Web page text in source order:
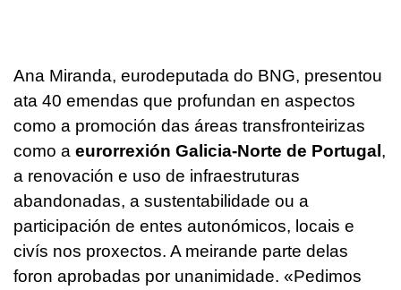
Ana Miranda, eurodeputada do BNG, presentou
ata 40 emendas que profundan en aspectos
como a promoción das áreas transfronteirizas
como a eurorrexión Galicia-Norte de Portugal,
a renovación e uso de infraestruturas
abandonadas, a sustentabilidade ou a
participación de entes autonómicos, locais e
civís nos proxectos. A meirande parte delas
foron aprobadas por unanimidade. «Pedimos